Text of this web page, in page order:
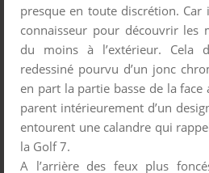
presque en toute discrétion.
connaisseur pour découvrir les
du moins à l’extérieur. Cela
redessiné pourvu d’un jonc
en part la partie basse de la face
parent intérieurement d’un
entourent une calandre qui
la Golf 7.
A l’arrière des feux plus